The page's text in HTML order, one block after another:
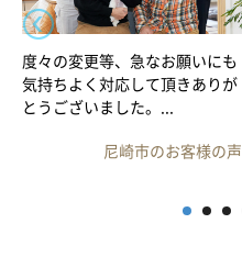
度々の変更等、急なお願いにも
気持ちよく対応して頂きありが
とうございました。...
尼崎市のお客様の声